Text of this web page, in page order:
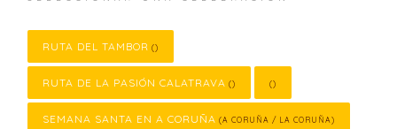
RUTA DEL TAMBOR ()
RUTA DE LA PASIÓN CALATRAVA () ()
SEMANA SANTA EN A CORUÑA (A CORUÑA / LA CORUÑA)